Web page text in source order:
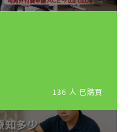
136 人 已購買